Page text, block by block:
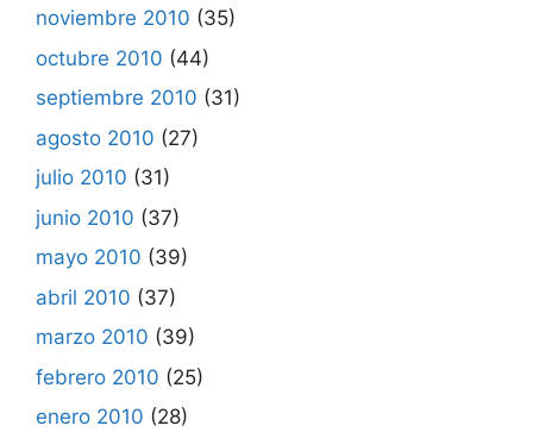
noviembre 2010 (35)
octubre 2010 (44)
septiembre 2010 (31)
agosto 2010 (27)
julio 2010 (31)
junio 2010 (37)
mayo 2010 (39)
abril 2010 (37)
marzo 2010 (39)
febrero 2010 (25)
enero 2010 (28)